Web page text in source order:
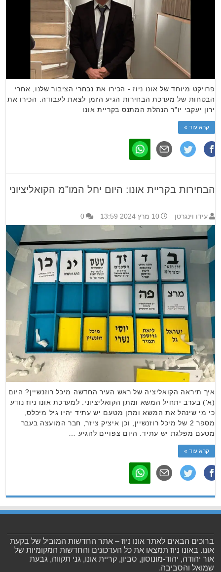
פרויקט מיוחד של אונו ניוז - הכירו את נבחרי הציבור שלנו, אחרי
הבטחות של מערכת הבחירות הגיע הזמן לצאת לעבודה. הכירו את
ירון יעקבי יו"ר הנהלת המתנס בקריית אונו
קרא עוד »
הבחירות בקריית אונו: היום יחל המו"מ הקואליציוני
עידו וינגרטן 10 מרץ 2024 13:59 0
איך תיראה הקואליציה של ראש העיר החדשה מיכל רוזנשיין? היום
(א') בערב יתחיל המשא ומתן הקואליציוני. למערכת אונו ניוז נודע
כי מי שינהל את המשא ומתן מטעם יש עתיד יהיו גיל מיכלס,
מספר 2 של מיכל רוזנשיין, וכן איציק ציזר, חבר המועצה בעבר
מטעם מפלגת יש עתיד. היום צפויים להגיע …
קרא עוד »
ברוכים הבאים לאתר אונו ניוז – אתר החדשות המוביל של בקעת
אונו. באונו ניוז תמצאו את כל העדכונים והחדשות המקומיות של
אור יהודה, יהוד-מונוסון, סביון, קריית אונו, גני תקווה, גבעת
שמואל והסביבה.